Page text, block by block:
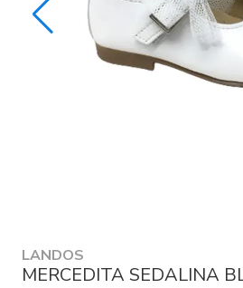
LANDOS
MERCEDITA SEDALINA